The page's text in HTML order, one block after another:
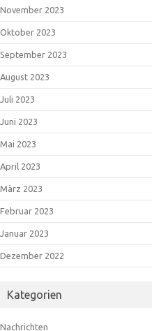
November 2023
Oktober 2023
September 2023
August 2023
Juli 2023
Juni 2023
Mai 2023
April 2023
März 2023
Februar 2023
Januar 2023
Dezember 2022
Kategorien
Nachrichten